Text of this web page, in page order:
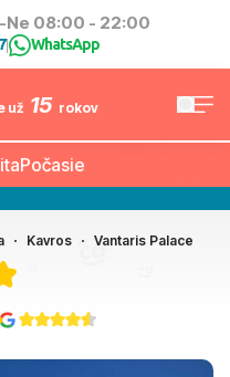
Ne 08:00 - 22:00
| WhatsApp
už 15 rokov
Počasie
Kavros Vantaris Palace